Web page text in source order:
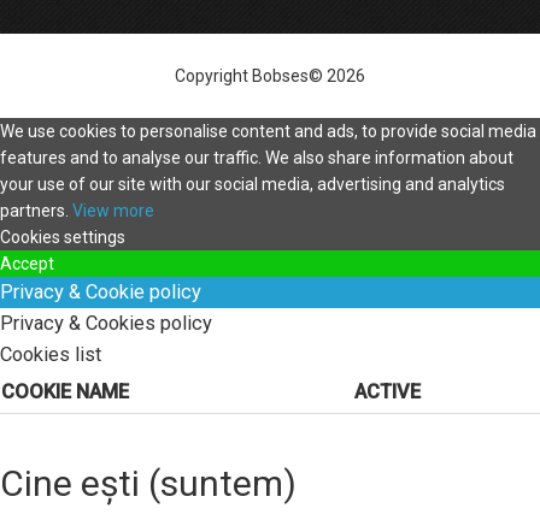
Copyright Bobses© 2026
We use cookies to personalise content and ads, to provide social media
features and to analyse our traffic. We also share information about
your use of our site with our social media, advertising and analytics
partners. View more
Cookies settings
Accept
Privacy & Cookie policy
Privacy & Cookies policy
Cookies list
COOKIE NAME
ACTIVE
Cine ești (suntem)